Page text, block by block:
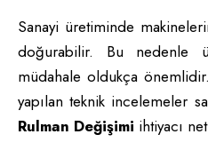
Sanayi üretiminde
doğurabilir. Bu nedenle
müdahale oldukça
yapılan teknik incelemeler
Rulman Değişimi ihtiyacı